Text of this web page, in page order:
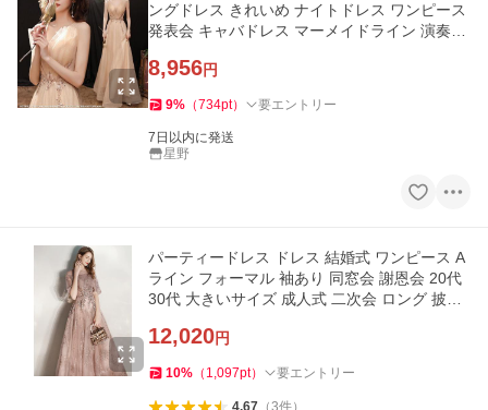
ングドレス きれいめ ナイトドレス ワンピース
発表会 キャバドレス マーメイドライン 演奏会
8,956円
9% （734pt） 要エントリー
7日以内に発送
星野
パーティードレス ドレス 結婚式 ワンピース A
ライン フォーマル 袖あり 同窓会 謝恩会 20代
30代 大きいサイズ 成人式 二次会 ロング 披露
12,020円
10% （ 1,097pt） 要エントリー
4.67（3件）